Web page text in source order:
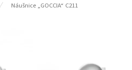
Náušnice „GOCCIA“ C211